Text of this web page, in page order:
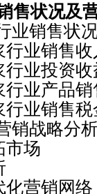
售状况及
销售状
销售收
投资收
产品销
销售税
战略分
场
营销网络